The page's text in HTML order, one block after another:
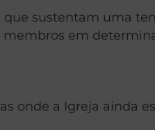
sustentam uma
membros em
onde a Igreja ainda